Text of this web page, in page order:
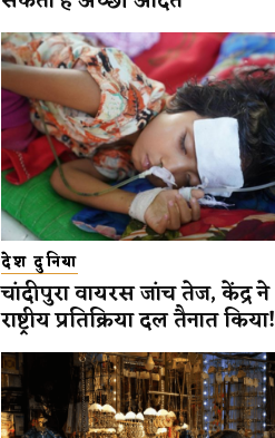
देश दुनिया
चांदीपुरा वायरस जांच तेज, केंद्र ने
राष्ट्रीय प्रतिक्रिया दल तैनात किया!